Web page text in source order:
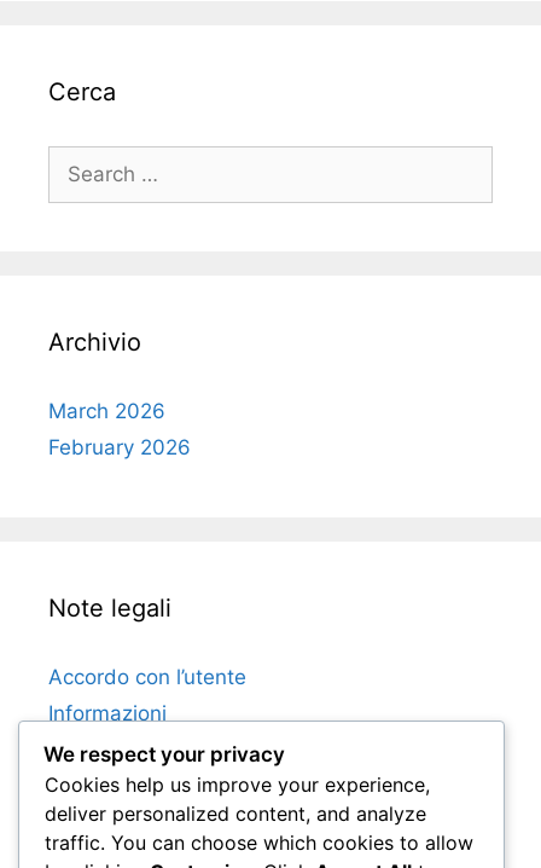
Cerca
for:
Archivio
March 2026
February 2026
Note legali
Accordo con l’utente
Informazioni
Cookie e tracciamento
Mettiti in contatto
Informativa sulla privacy
We respect your privacy
Cookies help us improve your experience,
deliver personalized content, and analyze
traffic. You can choose which cookies to allow